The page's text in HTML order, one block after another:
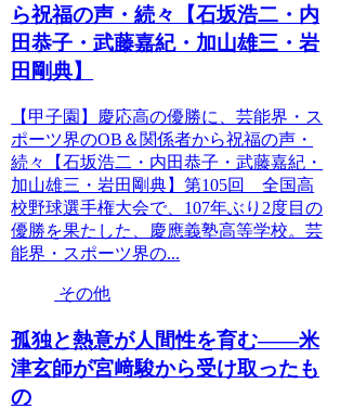
ら祝福の声・続々【石坂浩二・内
田恭子・武藤嘉紀・加山雄三・岩
田剛典】
【甲子園】慶応高の優勝に、芸能界・ス
ポーツ界のOB＆関係者から祝福の声・
続々【石坂浩二・内田恭子・武藤嘉紀・
加山雄三・岩田剛典】第105回 全国高
校野球選手権大会で、107年ぶり2度目の
優勝を果たした、慶應義塾高等学校。芸
能界・スポーツ界の...
その他
孤独と熱意が人間性を育む――米
津玄師が宮﨑駿から受け取ったも
の